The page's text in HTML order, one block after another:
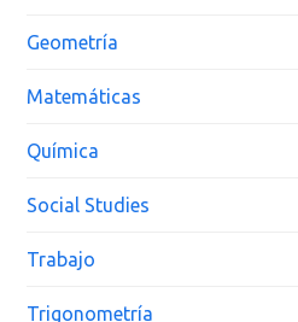
Geometría
Matemáticas
Química
Social Studies
Trabajo
Trigonometría